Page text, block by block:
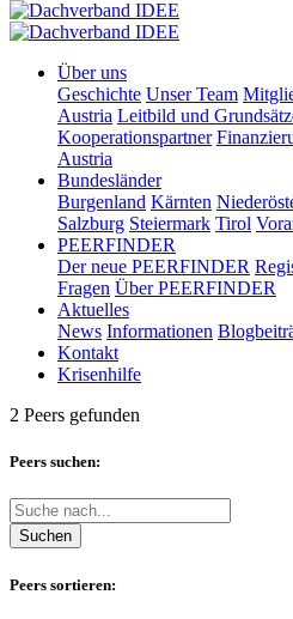
Über uns
Geschichte Unser Team
Austria Leitbild und
Kooperationspartner
Austria
Bundesländer
Burgenland Kärnten
Salzburg Steiermark Tirol
PEERFINDER
Der neue PEERFINDER
Fragen Über PEERFINDER
Aktuelles
News Informationen
Kontakt
Krisenhilfe
2 Peers gefunden
Peers suchen:
Suchen
Peers sortieren: